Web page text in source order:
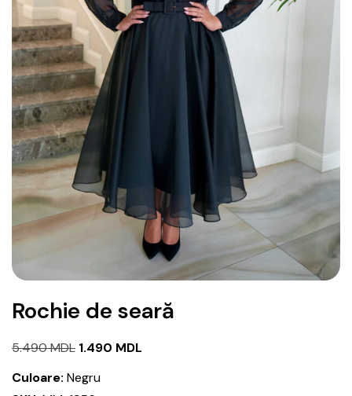
Rochie de seară
5.490MDL Prețul
1.490 MDL
Culoare: Negru